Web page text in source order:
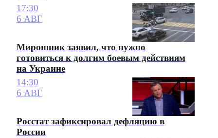
17:30
6 АВГ
Мирошник заявил, что нужно
готовиться к долгим боевым действиям
на Украине
14:30
6 АВГ
Росстат зафиксировал дефляцию в
России